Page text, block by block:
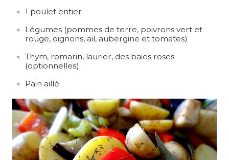
1 poulet entier
Légumes (pommes de terre, poivrons vert et
rouge, oignons, ail, aubergine et tomates)
Thym, romarin, laurier, des baies roses
(optionnelles)
Pain aillé